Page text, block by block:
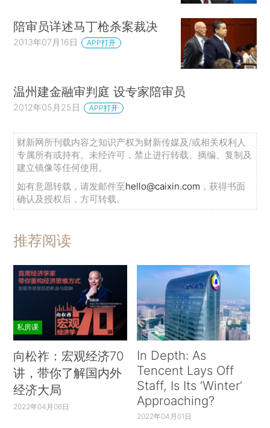
陪审员详述马丁枪杀案裁决
2013年07月16日 APP打开
温州建金融审判庭 设专家陪审员
2012年05月25日 APP打开
财新网所刊载内容之知识产权为财新传媒及/或相关权利人
专属所有或持有。未经许可，禁止进行转载、摘编、复制及
建立镜像等任何使用。
如有意愿转载，请发邮件至hello@caixin.com ，获得书面
确认及授权后，方可转载。
推荐阅读
私房课
向松祚：宏观经济70
讲，带你了解国内外
经济大局
2022年04月06日
In Depth: As
Tencent Lays Off
Staff, Is Its ‘Winter’
Approaching?
2022年04月01日